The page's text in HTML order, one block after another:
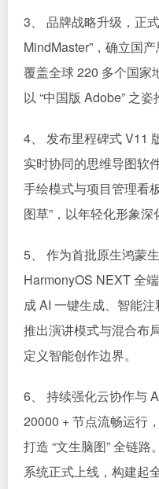
3、 品牌战略升级，正
MindMaster”，确立国
覆盖全球 220 多个国家
以 “中国版 Adobe” 之姿
4、 发布里程碑式 V11
实时协同的思维导图软
手绘模式与项目管理看
图草”，以年轻化形象深
5、 作为首批原生鸿蒙
HarmonyOS NEXT 全
成 AI 一键生成、智能
推出演讲模式与混合布
定义智能创作边界。​
6、 持续强化云协作与
20000 + 节点流畅运行
打造 “文生脑图” 全链
系统正式上线，构建起